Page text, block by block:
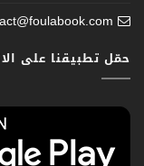
حمّل تطبيقنا على